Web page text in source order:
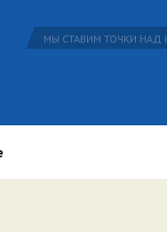
МЫ СТАВИМ ТОЧКИ НАД I